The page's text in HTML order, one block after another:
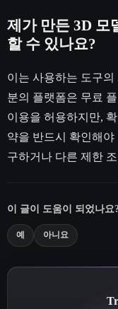
제가 만든 3D 모
할 수 있나요?
이는 사용하는 도구
분의 플랫폼은 무료
이용을 허용하지만,
약을 반드시 확인해
구하거나 다른 제한
이 글이 도움이 되었나요?
예 아니요